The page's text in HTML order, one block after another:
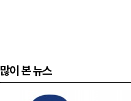
많이 본 뉴스